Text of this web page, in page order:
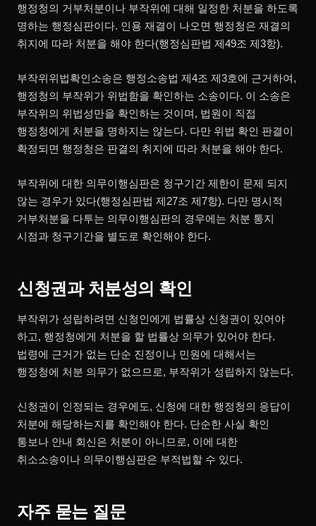
행정청의 거부처분이나 부작위에 대해 일정한 처분을 하도록
명하는 행정심판이다. 인용 재결이 나오면 행정청은 재결의
취지에 따라 처분을 해야 한다(행정심판법 제49조 제3항).
부작위위법확인소송은 행정소송법 제4조 제3호에 근거하여,
행정청의 부작위가 위법함을 확인하는 소송이다. 이 소송은
부작위의 위법성만을 확인하는 것이며, 법원이 직접
행정청에게 처분을 명하지는 않는다. 다만 위법 확인 판결이
확정되면 행정청은 판결의 취지에 따라 처분을 해야 한다.
부작위에 대한 의무이행심판은 청구기간 제한이 문제 되지
않는 경우가 있다(행정심판법 제27조 제7항). 다만 명시적
거부처분을 다투는 의무이행심판의 경우에는 처분 통지
시점과 청구기간을 별도로 확인해야 한다.
신청권과 처분성의 확인
부작위가 성립하려면 신청인에게 법률상 신청권이 있어야
하고, 행정청에게 처분을 할 법률상 의무가 있어야 한다.
법령에 근거가 없는 단순 진정이나 민원에 대해서는
행정청에 처분 의무가 없으므로, 부작위가 성립하지 않는다.
신청권이 인정되는 경우에도, 신청에 대한 행정청의 응답이
처분에 해당하는지를 확인해야 한다. 단순한 사실 확인
통보나 안내 회신은 처분이 아니므로, 이에 대한
취소소송이나 의무이행심판은 부적법할 수 있다.
자주 묻는 질문